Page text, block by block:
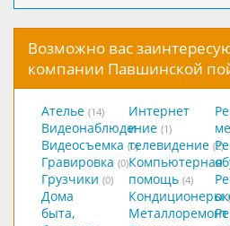
Возможно вас
компании Павшинской
Ателье (14)
Видеонаблюдение (1)
Видеосъемка (0)
Гравировка (0)
Грузчики (0)
Дома
быта,
Интернет
и
телевидение (2)
Компьютерная
помощь (4)
Кондиционеры
Металлоремонт